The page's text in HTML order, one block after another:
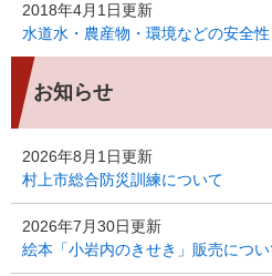
2018年4月1日更新
水道水・農産物・環境などの安全性
お知らせ
2026年8月1日更新
村上市総合防災訓練について
2026年7月30日更新
絵本「小岩内のきせき」販売につい